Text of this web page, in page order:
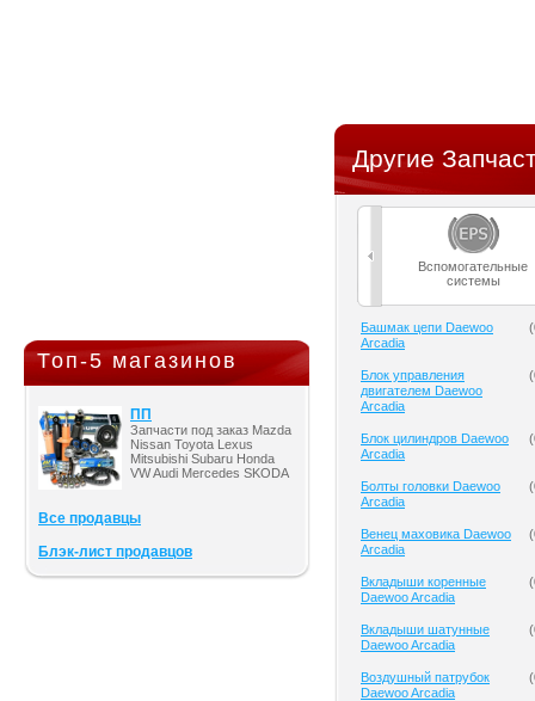
Топ-5 магазинов
ПП
Запчасти под заказ Mazda
Nissan Toyota Lexus
Mitsubishi Subaru Honda
VW Audi Mercedes SKODA
Все продавцы
Блэк-лист продавцов
Другие
Вспомогательные
системы
Башмак цепи Daewoo
Arcadia
(
Блок управления
двигателем Daewoo
Arcadia
(
Блок цилиндров Daewoo
Arcadia
(
Болты головки Daewoo
Arcadia
(
Венец маховика Daewoo
Arcadia
(
Вкладыши коренные
Daewoo Arcadia
(
Вкладыши шатунные
Daewoo Arcadia
(
Воздушный патрубок
Daewoo Arcadia
(